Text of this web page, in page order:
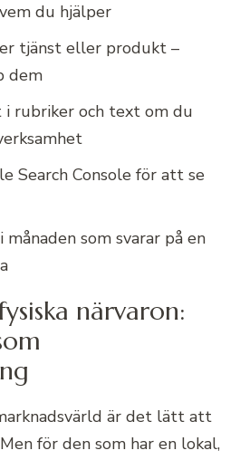
du hjälper
tjänst eller produkt –
dem
rubriker och text om du
Search Console för att se
som svarar på en
närvaron:
är det lätt att
för den som har en lokal,